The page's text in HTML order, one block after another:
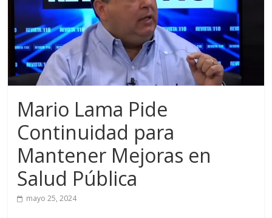
Mario Lama Pide
Continuidad para
Mantener Mejoras en
Salud Pública
mayo 25, 2024